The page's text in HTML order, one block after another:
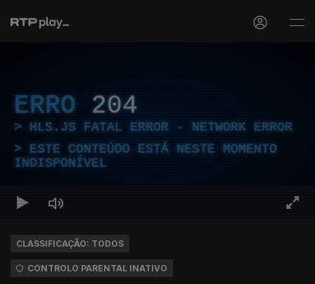
ERRO 204
HLS.JS FATAL ERROR - NETWORK ERROR
ESTE CONTEÚDO ESTÁ NESTE MOMENTO
INDISPONÍVEL
CLASSIFICAÇÃO: TODOS
CONTROLO PARENTAL INATIVO